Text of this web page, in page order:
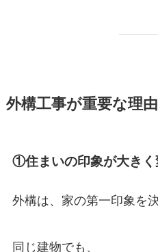
外構工事が重要な理
①住まいの印象が大きく
外構は、家の第一印象を
同じ建物でも、